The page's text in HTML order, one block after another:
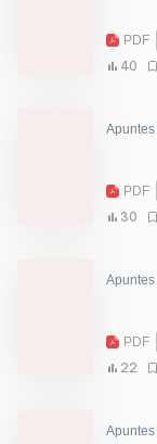
PDF
40
Apuntes
PDF
30
Apuntes
PDF
22
Apuntes